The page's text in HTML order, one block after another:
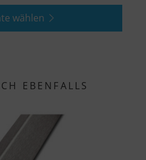
wählen
EBENFALLS